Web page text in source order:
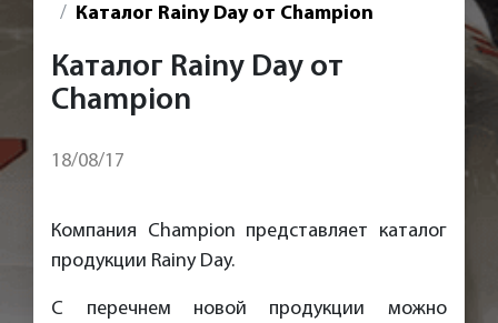
Каталог Rainy Day от Champion
Каталог Rainy Day от
Champion
18/08/17
Компания Champion представляет каталог
продукции Rainy Day.
С перечнем новой продукции можно